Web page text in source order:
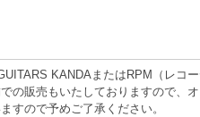
KANDAまたはRPM（レコ
の販売もいたしておりますので、
すので予めご了承ください。